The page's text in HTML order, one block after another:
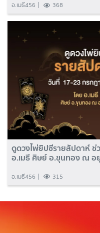
อ.เมธี456 368
ดูดวงไพ่ยิปซีรายสัปดาห์ ช่
อ.เมธี ศิษย์ อ.ขุนทอง ณ อ
อ.เมธี456 315